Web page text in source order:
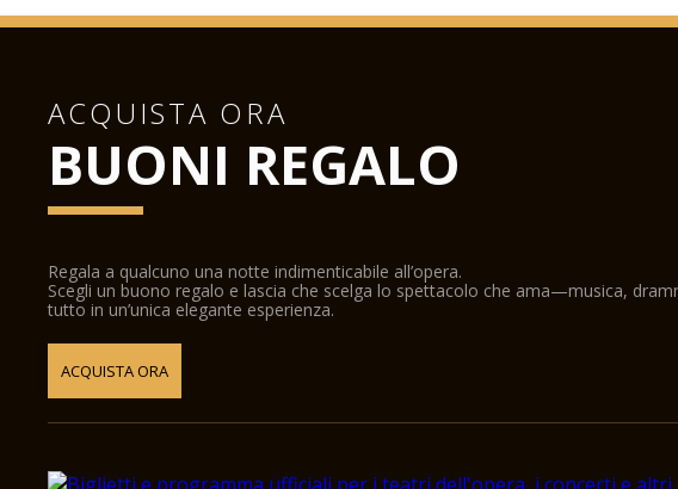
ACQUISTA ORA
BUONI REGALO
Regala a qualcuno una notte indimenticabile all’opera.
Scegli un buono regalo e lascia che scelga lo spettacolo che ama—musica,
tutto in un’unica elegante esperienza.
ACQUISTA ORA